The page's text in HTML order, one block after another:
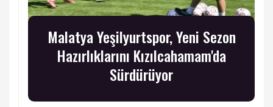
Malatya Yeşilyurtspor, Yeni Sezon
Hazırlıklarını Kızılcahamam'da
Sürdürüyor